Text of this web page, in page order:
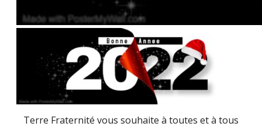
Terre Fraternité vous souhaite à toutes et à tous